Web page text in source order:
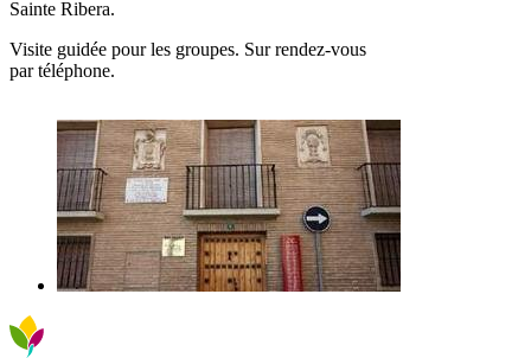
Sainte Ribera.
Visite guidée pour les groupes. Sur rendez-vous
par téléphone.